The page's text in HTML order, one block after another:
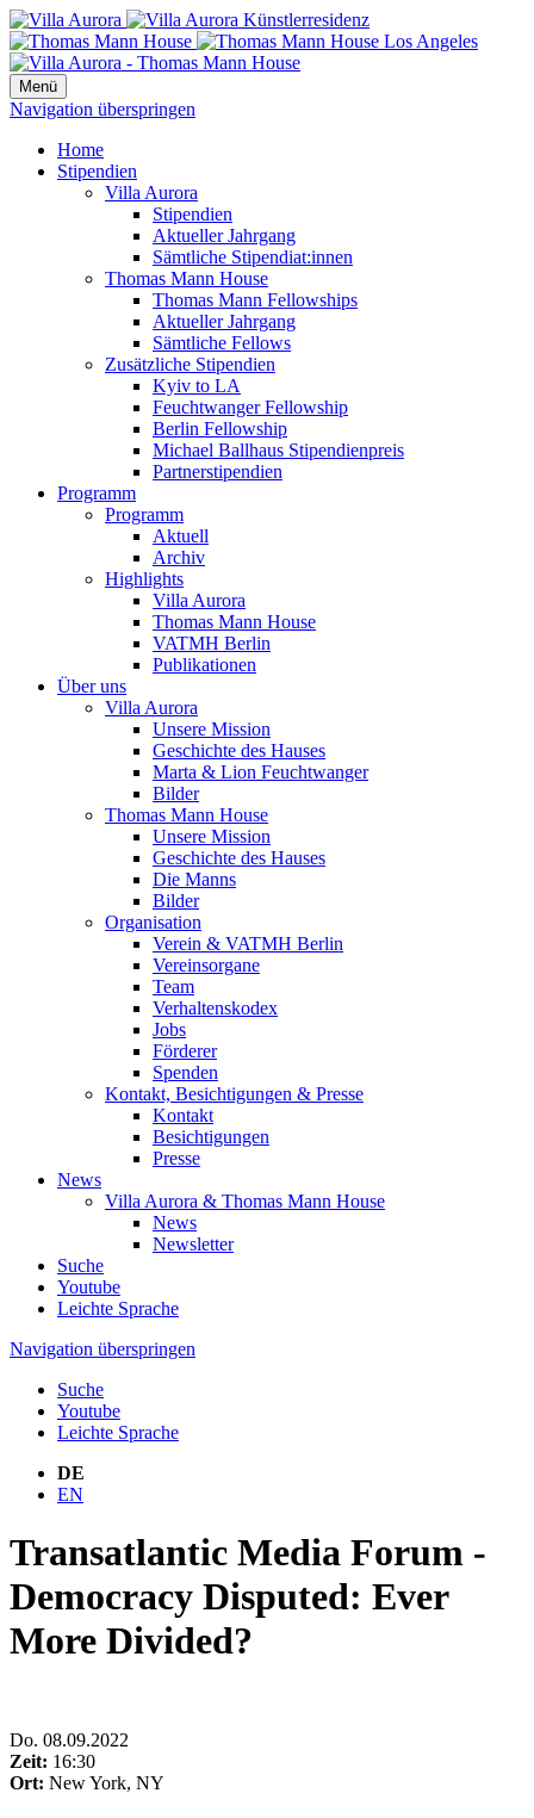
Menü
Navigation überspringen
Home
Stipendien
Villa Aurora
Stipendien
Aktueller Jahrgang
Sämtliche Stipendiat:innen
Thomas Mann House
Thomas Mann Fellowships
Aktueller Jahrgang
Sämtliche Fellows
Zusätzliche Stipendien
Kyiv to LA
Feuchtwanger Fellowship
Berlin Fellowship
Michael Ballhaus Stipendienpreis
Partnerstipendien
Programm
Programm
Aktuell
Archiv
Highlights
Villa Aurora
Thomas Mann House
VATMH Berlin
Publikationen
Über uns
Villa Aurora
Unsere Mission
Geschichte des Hauses
Marta & Lion Feuchtwanger
Bilder
Thomas Mann House
Unsere Mission
Geschichte des Hauses
Die Manns
Bilder
Organisation
Verein & VATMH Berlin
Vereinsorgane
Team
Verhaltenskodex
Jobs
Förderer
Spenden
Kontakt, Besichtigungen & Presse
Kontakt
Besichtigungen
Presse
News
Villa Aurora & Thomas Mann House
News
Newsletter
Suche
Youtube
Leichte Sprache
Navigation überspringen
Suche
Youtube
Leichte Sprache
DE
EN
Transatlantic Media Forum -
Democracy Disputed: Ever
More Divided?
Do. 08.09.2022
Zeit: 16:30
Ort: New York, NY